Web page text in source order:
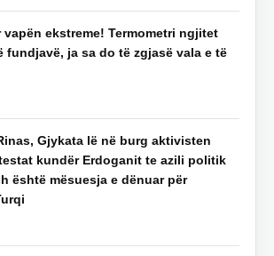
vapën ekstreme! Termometri ngjitet
fundjavë, ja sa do të zgjasë vala e të
Gjykata lë në burg aktivisten
kundër Erdoganit te azili politik
është mësuesja e dënuar për